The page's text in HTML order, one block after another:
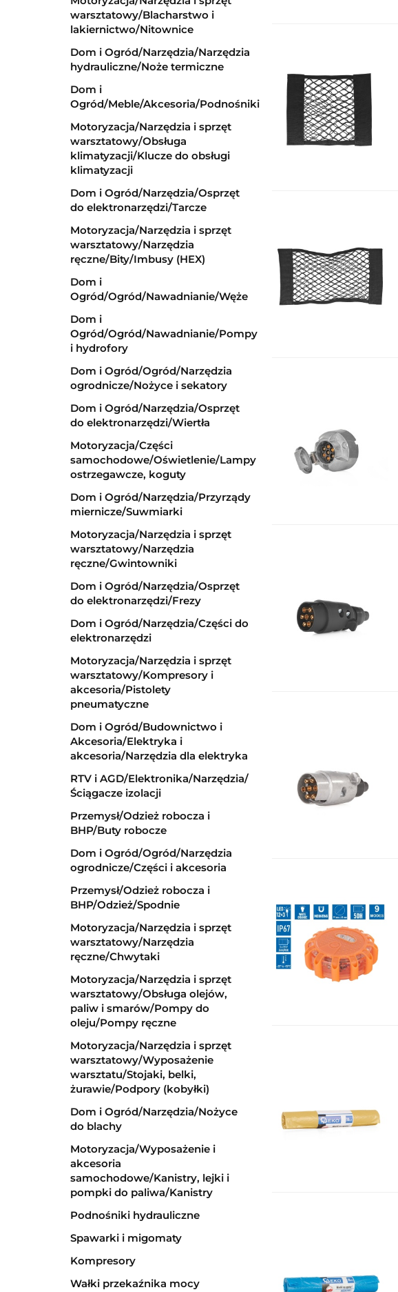
warsztatowy/Blacharstwo i
lakiernictwo/Nitownice
Dom i Ogród/Narzędzia/Narzędzia
hydrauliczne/Noże termiczne
Dom i
Ogród/Meble/Akcesoria/Podnośniki
Motoryzacja/Narzędzia i sprzęt
warsztatowy/Obsługa
klimatyzacji/Klucze do obsługi
klimatyzacji
Dom i Ogród/Narzędzia/Osprzęt
do elektronarzędzi/Tarcze
Motoryzacja/Narzędzia i sprzęt
warsztatowy/Narzędzia
ręczne/Bity/Imbusy (HEX)
Dom i
Ogród/Ogród/Nawadnianie/Węże
Dom i
Ogród/Ogród/Nawadnianie/Pompy
i hydrofory
Dom i Ogród/Ogród/Narzędzia
ogrodnicze/Nożyce i sekatory
Dom i Ogród/Narzędzia/Osprzęt
do elektronarzędzi/Wiertła
Motoryzacja/Części
samochodowe/Oświetlenie/Lampy
ostrzegawcze, koguty
Dom i Ogród/Narzędzia/Przyrządy
miernicze/Suwmiarki
Motoryzacja/Narzędzia i sprzęt
warsztatowy/Narzędzia
ręczne/Gwintowniki
Dom i Ogród/Narzędzia/Osprzęt
do elektronarzędzi/Frezy
Dom i Ogród/Narzędzia/Części do
elektronarzędzi
Motoryzacja/Narzędzia i sprzęt
warsztatowy/Kompresory i
akcesoria/Pistolety
pneumatyczne
Dom i Ogród/Budownictwo i
Akcesoria/Elektryka i
akcesoria/Narzędzia dla elektryka
RTV i AGD/Elektronika/Narzędzia/
Ściągacze izolacji
Przemysł/Odzież robocza i
BHP/Buty robocze
Dom i Ogród/Ogród/Narzędzia
ogrodnicze/Części i akcesoria
Przemysł/Odzież robocza i
BHP/Odzież/Spodnie
Motoryzacja/Narzędzia i sprzęt
warsztatowy/Narzędzia
ręczne/Chwytaki
Motoryzacja/Narzędzia i sprzęt
warsztatowy/Obsługa olejów,
paliw i smarów/Pompy do
oleju/Pompy ręczne
Motoryzacja/Narzędzia i sprzęt
warsztatowy/Wyposażenie
warsztatu/Stojaki, belki,
żurawie/Podpory (kobyłki)
Dom i Ogród/Narzędzia/Nożyce
do blachy
Motoryzacja/Wyposażenie i
akcesoria
samochodowe/Kanistry, lejki i
pompki do paliwa/Kanistry
Podnośniki hydrauliczne
Spawarki i migomaty
Kompresory
Wałki przekaźnika mocy